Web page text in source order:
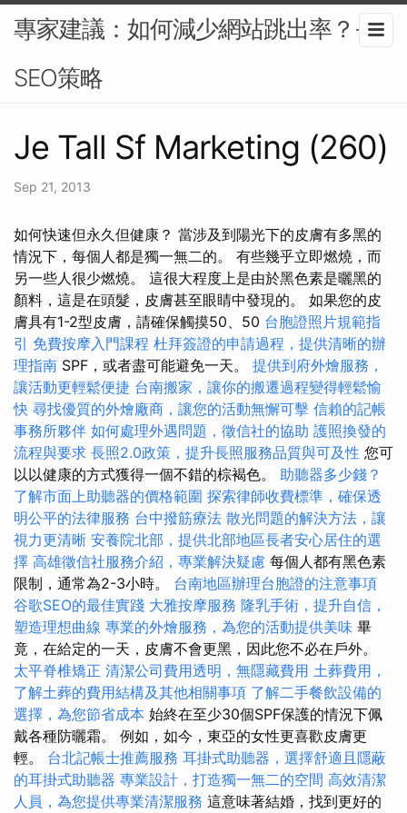
專家建議：如何減少網站跳出率？-
SEO策略
Je Tall Sf Marketing (260)
Sep 21, 2013
如何快速但永久但健康？ 當涉及到陽光下的皮膚有多黑的
情況下，每個人都是獨一無二的。 有些幾乎立即燃燒，而
另一些人很少燃燒。 這很大程度上是由於黑色素是曬黑的
顏料，這是在頭髮，皮膚甚至眼睛中發現的。 如果您的皮
膚具有1-2型皮膚，請確保觸摸50、50 台胞證照片規範指
引 免費按摩入門課程 杜拜簽證的申請過程，提供清晰的辦
理指南 SPF，或者盡可能避免一天。 提供到府外燴服務，
讓活動更輕鬆便捷 台南搬家，讓你的搬遷過程變得輕鬆愉
快 尋找優質的外燴廠商，讓您的活動無懈可擊 信賴的記帳
事務所夥伴 如何處理外遇問題，徵信社的協助 護照換發的
流程與要求 長照2.0政策，提升長照服務品質與可及性 您可
以以健康的方式獲得一個不錯的棕褐色。 助聽器多少錢？
了解市面上助聽器的價格範圍 探索律師收費標準，確保透
明公平的法律服務 台中撥筋療法 散光問題的解決方法，讓
視力更清晰 安養院北部，提供北部地區長者安心居住的選
擇 高雄徵信社服務介紹，專業解決疑慮 每個人都有黑色素
限制，通常為2-3小時。 台南地區辦理台胞證的注意事項
谷歌SEO的最佳實踐 大雅按摩服務 隆乳手術，提升自信，
塑造理想曲線 專業的外燴服務，為您的活動提供美味 畢
竟，在給定的一天，皮膚不會更黑，因此您不必在戶外。
太平脊椎矯正 清潔公司費用透明，無隱藏費用 土葬費用，
了解土葬的費用結構及其他相關事項 了解二手餐飲設備的
選擇，為您節省成本 始終在至少30個SPF保護的情況下佩
戴各種防曬霜。 例如，如今，東亞的女性更喜歡皮膚更
輕。 台北記帳士推薦服務 耳掛式助聽器，選擇舒適且隱蔽
的耳掛式助聽器 專業設計，打造獨一無二的空間 高效清潔
人員，為您提供專業清潔服務 這意味著結婚，找到更好的